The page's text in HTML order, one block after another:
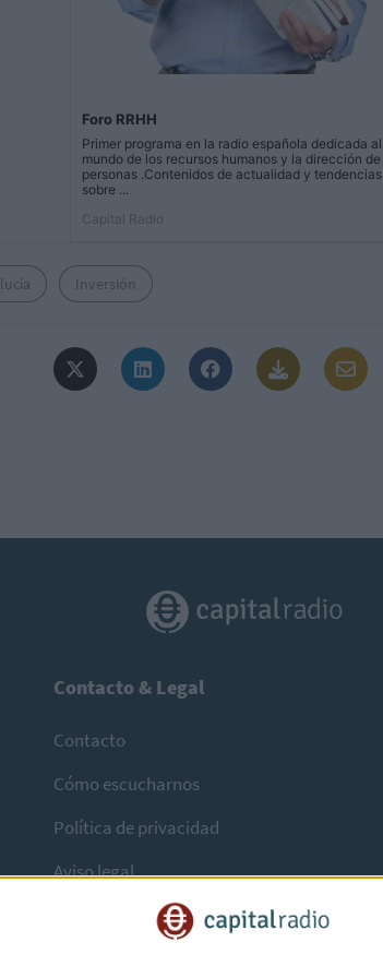
Foro RRHH
Primer programa en la radio española dedicada al
mundo de los recursos humanos y la dirección de
personas .Contenidos de actualidad y tendencias
sobre ...
Capital Radio
Inversión
Contacto & Legal
Contacto
Cómo escucharnos
Política de privacidad
Aviso legal